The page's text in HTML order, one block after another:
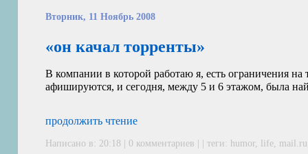
Вторник, 11 Ноябрь 2008
«он качал торренты»
В компании в которой работаю я, есть ограничения
афишируются, и сегодня, между 5 и 6 этажом, была
продолжить чтение
Написано в: 20:18 | 0 комментариев | | теги: humor, life mail.ru